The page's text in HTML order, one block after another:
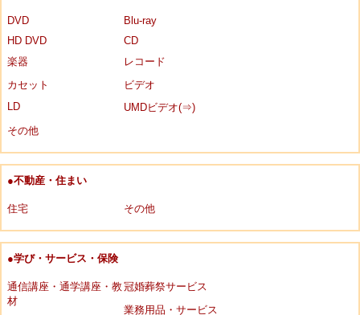
DVD
Blu-ray
HD DVD
CD
楽器
レコード
カセット
ビデオ
LD
UMDビデオ(⇒)
その他
●不動産・住まい
住宅 その他
●学び・サービス・保険
通信講座・通学講座・教
材
冠婚葬祭サービス
業務用品・サービス